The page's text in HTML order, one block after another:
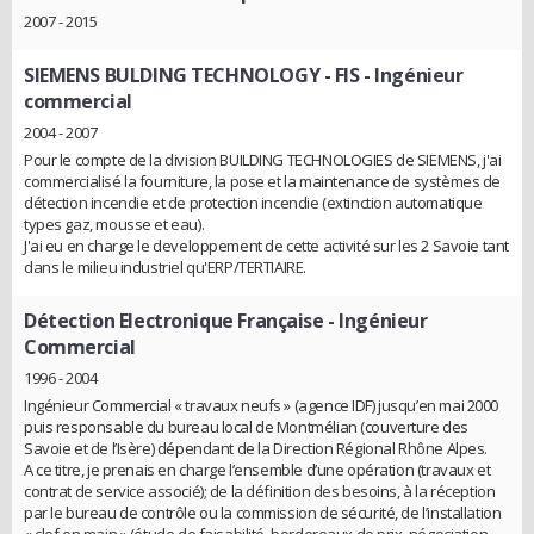
2007 - 2015
SIEMENS BULDING TECHNOLOGY - FIS- Ingénieur
commercial
2004 - 2007
Pour le compte de la division BUILDING TECHNOLOGIES de SIEMENS, j'ai
commercialisé la fourniture, la pose et la maintenance de systèmes de
détection incendie et de protection incendie (extinction automatique
types gaz, mousse et eau).
J'ai eu en charge le developpement de cette activité sur les 2 Savoie tant
dans le milieu industriel qu'ERP/TERTIAIRE.
Détection Electronique Française - Ingénieur
Commercial
1996 - 2004
Ingénieur Commercial « travaux neufs » (agence IDF) jusqu’en mai 2000
puis responsable du bureau local de Montmélian (couverture des
Savoie et de l’Isère) dépendant de la Direction Régional Rhône Alpes.
A ce titre, je prenais en charge l’ensemble d’une opération (travaux et
contrat de service associé); de la définition des besoins, à la réception
par le bureau de contrôle ou la commission de sécurité, de l’installation